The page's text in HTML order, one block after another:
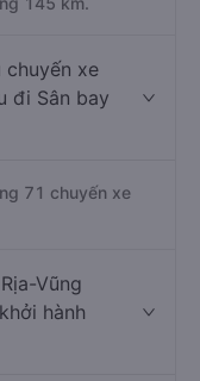
chuyến xe
đi Sân bay
71 chuyến xe
Vũng
hành